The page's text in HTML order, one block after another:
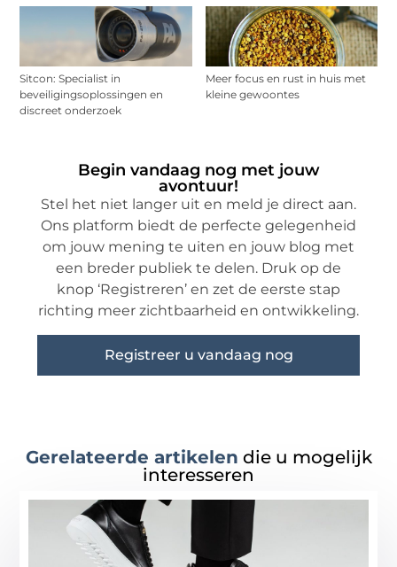
Sitcon: Specialist in
beveiligingsoplossingen en
discreet onderzoek
Meer focus en rust in huis met
kleine gewoontes
Begin vandaag nog met jouw
avontuur!
Stel het niet langer uit en meld je direct aan.
Ons platform biedt de perfecte gelegenheid
om jouw mening te uiten en jouw blog met
een breder publiek te delen. Druk op de
knop ‘Registreren’ en zet de eerste stap
richting meer zichtbaarheid en ontwikkeling.
Registreer u vandaag nog
Gerelateerde artikelen die u mogelijk
interesseren